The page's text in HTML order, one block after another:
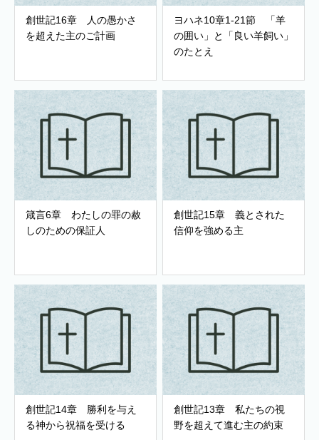
創世記16章 人の愚かさ
を超えた主のご計画
ヨハネ10章1-21節 「羊
の囲い」と「良い羊飼い」
のたとえ
箴言6章 わたしの罪の赦
しのための保証人
創世記15章 義とされた
信仰を強める主
創世記14章 勝利を与え
る神から祝福を受ける
創世記13章 私たちの視
野を超えて進む主の約束